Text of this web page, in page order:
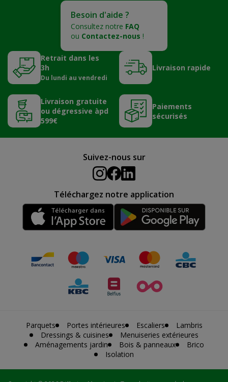
Besoin d'aide ?
Consultez notre FAQ
ou Contactez-nous !
Retrait dans les
3h
Du lundi au vendredi
Livraison rapide
Livraison gratuite
ou dégressive àpd
599€
Paiements
sécurisés
Suivez-nous sur
Téléchargez notre application
Parquets Portes intérieures Escaliers
Lambris
Dressings & cuisines
Menuiseries extérieures
Aménagements jardin
Bois & panneaux
Brico
Isolation